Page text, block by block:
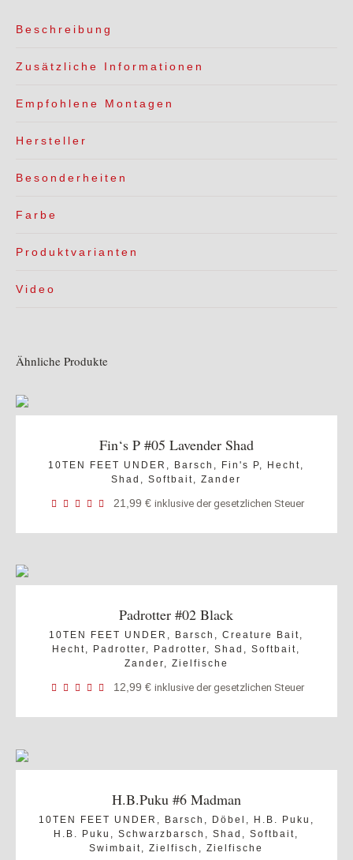
Beschreibung
Zusätzliche Informationen
Empfohlene Montagen
Hersteller
Besonderheiten
Farbe
Produktvarianten
Video
Ähnliche Produkte
Fin‘s P #05 Lavender Shad
10TEN FEET UNDER Barsch Fin's P Hecht
Shad
,Softbait ,Zander
21,99 € inklusive der gesetzlichen Steuer
Padrotter #02 Black
10TEN FEET UNDER , Barsch ,Creature Bait,
Hecht, Padrotter, Padrotter,Shad ,Softbait,
Zander, Zielfische
12,99 € inklusive der gesetzlichen Steuer
H.B.Puku #6 Madman
10TEN FEET UNDER , Barsch , Döbel , H.B. Puku ,
H.B. Puku ,Schwarzbarsch ,Shad ,Softbait,
Swimbait,Zielfisch ,Zielfische